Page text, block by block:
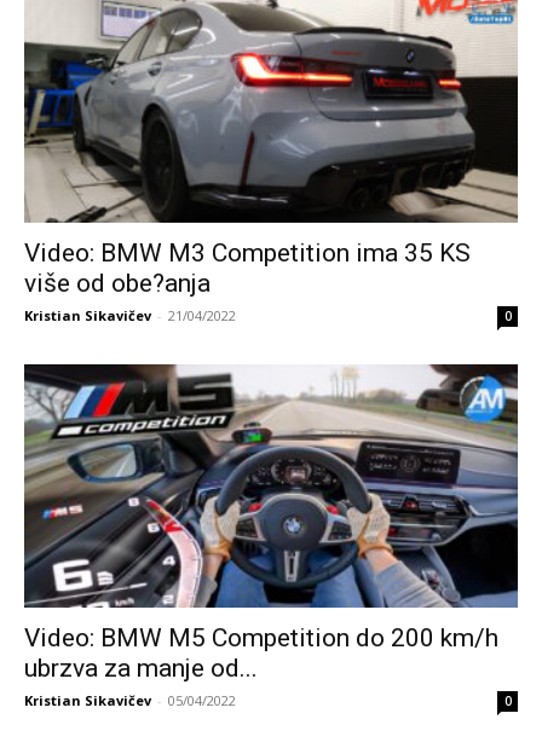
Video: BMW M3 Competition ima 35 KS
više od obe?anja
Kristian Sikavičev - 21/04/2022 0
Video: BMW M5 Competition do 200 km/h
ubrzva za manje od...
Kristian Sikavičev - 05/04/2022 0